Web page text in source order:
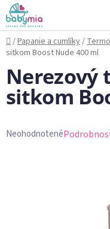
Prejsť
na
obsah
Domov
/Papanie a cumlíky/
sitkom Boost Nude 400 ml
Nerezový
sitkom
Priemerné
Neohodnotené